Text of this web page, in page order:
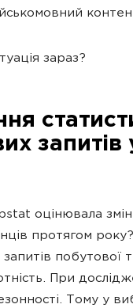
зараз?
запитів
оцінювала
протягом
побутової
При
Тому у